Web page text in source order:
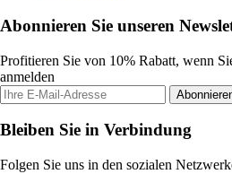
Abonnieren Sie unseren
Profitieren Sie von 10% Rabatt, wenn
anmelden
Bleiben Sie in Verbindung
Folgen Sie uns in den sozialen